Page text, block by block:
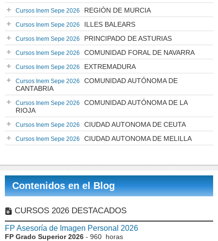
Cursos Inem Sepe 2026 REGIÓN DE MURCIA
Cursos Inem Sepe 2026 ILLES BALEARS
Cursos Inem Sepe 2026 PRINCIPADO DE ASTURIAS
Cursos Inem Sepe 2026 COMUNIDAD FORAL DE NAVARRA
Cursos Inem Sepe 2026 EXTREMADURA
Cursos Inem Sepe 2026
COMUNIDAD AUTÓNOMA DE
CANTABRIA
Cursos Inem Sepe 2026
COMUNIDAD AUTÓNOMA DE LA
RIOJA
Cursos Inem Sepe 2026 CIUDAD AUTONOMA DE CEUTA
Cursos Inem Sepe 2026 CIUDAD AUTONOMA DE MELILLA
Contenidos en el Blog
CURSOS 2026 DESTACADOS
FP Asesoría de Imagen Personal 2026
FP Grado Superior 2026 - 960 horas